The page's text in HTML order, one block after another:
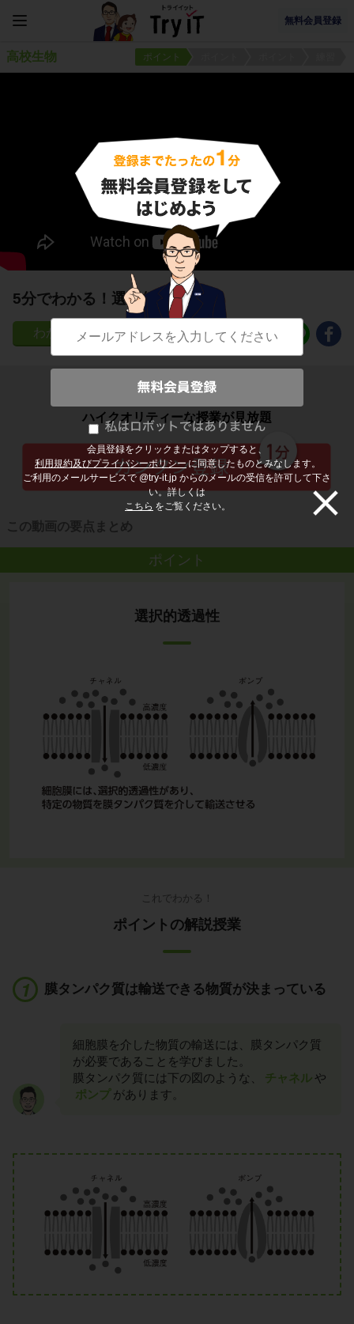
無料会員登録
会員登録をクリックまたはタップすると、
利用規約及びプライバシーポリシー に同意したものとみなします。
ご利用のメールサービスで @try-it.jp からのメールの受信を許可して下さ
い。詳しくは
こちら をご覧ください。
高校生物 ポイント
5分でわかる！選択的透過性
96
子どもの勉強から大人の学び直しまで
ハイクオリティーな授業が見放題
この動画の要点まとめ
ポイント
選択的透過性
これでわかる！
ポイントの解説授業
膜タンパク質は輸送できる物質が決まっている
細胞膜を介した物質の輸送には、膜タンパク質
が必要であることを学びました。
膜タンパク質には下の図のような、
チャネル や
ポンプ があります。